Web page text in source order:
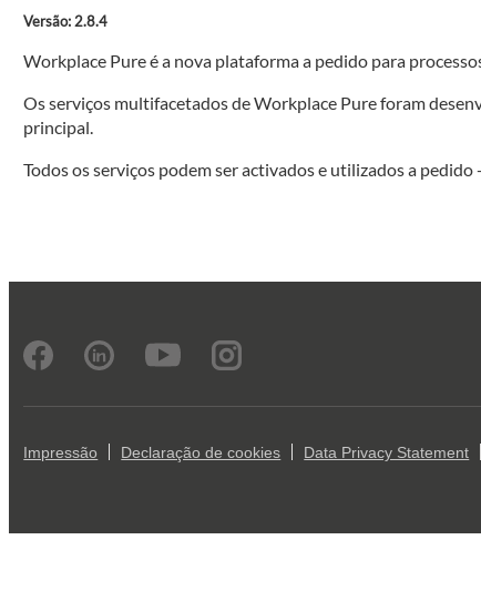
Versão: 2.8.4
Workplace Pure é a nova plataforma a pedido para
Os serviços multifacetados de Workplace Pure foram
principal.
Todos os serviços podem ser activados e utilizados a
Impressão Declaração de cookies Data Privacy Statement